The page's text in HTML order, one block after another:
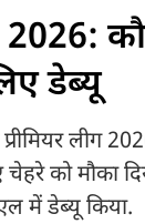
डेब्यू
लीग
को मौका
में डेब्यू किया.